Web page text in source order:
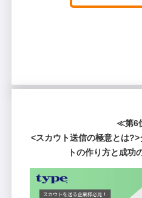
≪第6
<スカウト送信の極意とは
トの作り方と成功